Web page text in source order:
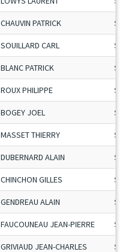
CHAUVIN PATRICK
SOUILLARD CARL
BLANC PATRICK
ROUX PHILIPPE
BOGEY JOEL
MASSET THIERRY
DUBERNARD ALAIN
CHINCHON GILLES
GENDREAU ALAIN
FAUCOUNEAU JEAN-PIERRE
GRIVIAUD JEAN-CHARLES